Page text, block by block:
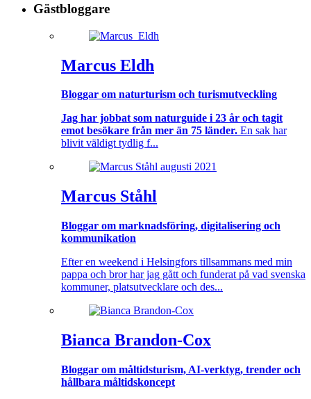
Gästbloggare
Marcus Eldh
Bloggar om naturturism och turismutveckling
Jag har jobbat som naturguide i 23 år och tagit
emot besökare från mer än 75 länder. En sak har
blivit väldigt tydlig f...
Marcus Ståhl
Bloggar om marknadsföring, digitalisering och
kommunikation
Efter en weekend i Helsingfors tillsammans med min
pappa och bror har jag gått och funderat på vad svenska
kommuner, platsutvecklare och des...
Bianca Brandon-Cox
Bloggar om måltidsturism, AI-verktyg, trender och
hållbara måltidskoncept